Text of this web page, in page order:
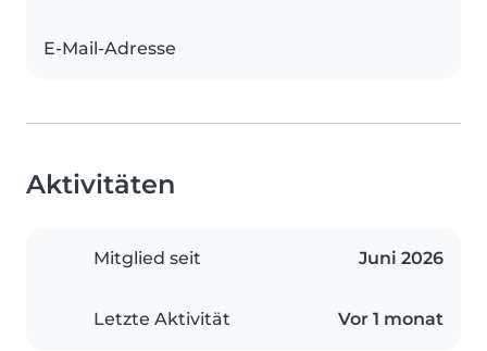
E-Mail-Adresse
Aktivitäten
Mitglied seit Juni 2026
Letzte Aktivität Vor 1 monat